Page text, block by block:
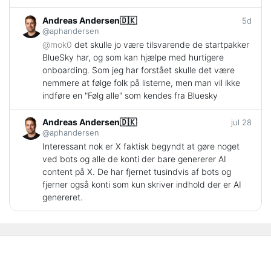
Andreas Andersen🇩🇰
@aphandersen
5d
@mok0 det skulle jo være tilsvarende de startpakker
BlueSky har, og som kan hjælpe med hurtigere
onboarding. Som jeg har forstået skulle det være
nemmere at følge folk på listerne, men man vil ikke
indføre en "Følg alle" som kendes fra Bluesky
Andreas Andersen🇩🇰
@aphandersen
jul 28
Interessant nok er X faktisk begyndt at gøre noget
ved bots og alle de konti der bare genererer AI
content på X. De har fjernet tusindvis af bots og
fjerner også konti som kun skriver indhold der er AI
genereret.